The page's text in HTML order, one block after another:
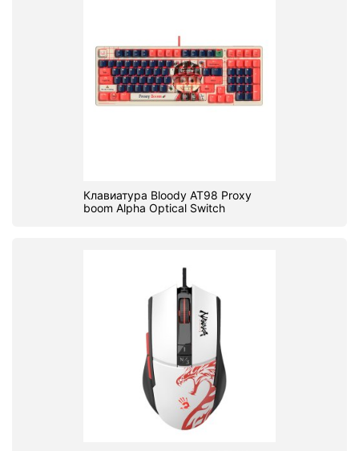
Клавиатура Bloody AT98 Proxy
boom Alpha Optical Switch